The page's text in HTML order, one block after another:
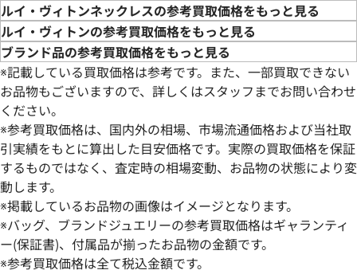
ルイヴィトン アンプラント ネックレス ペ
ンダントトップ
参考買取価格
152,000円
ルイヴィトン モ
ックレス ペンダン
参考買取価格
ルイ・ヴィトンネックレスの参考買取価格をもっと見る
ルイ・ヴィトンの参考買取価格をもっと見る
ブランド品の参考買取価格をもっと見る
※記載している買取価格は参考です。また、一部買取できない
お品物もございますので、詳しくはスタッフまでお問い合わせ
ください。
※参考買取価格は、国内外の相場、市場流通価格および当社取
引実績をもとに算出した目安価格です。実際の買取価格を保証
するものではなく、査定時の相場変動、お品物の状態により変
動します。
※掲載しているお品物の画像はイメージとなります。
※バッグ、ブランドジュエリーの参考買取価格はギャランティ
ー(保証書)、付属品が揃ったお品物の金額です。
※参考買取価格は全て税込金額です。